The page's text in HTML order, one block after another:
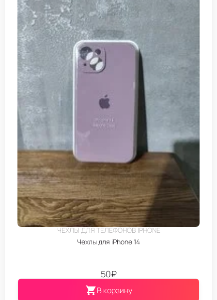
ЧЕХЛЫ ДЛЯ ТЕЛЕФОНОВ IPHONE
Чехлы для iPhone 14
50₽
В корзину